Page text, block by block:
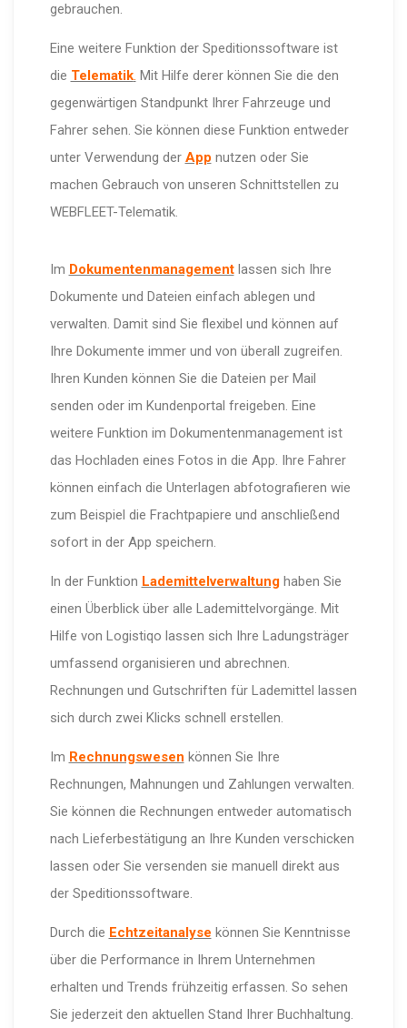
gebrauchen.
Eine weitere Funktion der Speditionssoftware ist
die Telematik. Mit Hilfe derer können Sie die den
gegenwärtigen Standpunkt Ihrer Fahrzeuge und
Fahrer sehen. Sie können diese Funktion entweder
unter Verwendung der App nutzen oder Sie
machen Gebrauch von unseren Schnittstellen zu
WEBFLEET-Telematik.
Im Dokumentenmanagementlassen sich Ihre
Dokumente und Dateien einfach ablegen und
verwalten. Damit sind Sie flexibel und können auf
Ihre Dokumente immer und von überall zugreifen.
Ihren Kunden können Sie die Dateien per Mail
senden oder im Kundenportal freigeben. Eine
weitere Funktion im Dokumentenmanagement ist
das Hochladen eines Fotos in die App. Ihre Fahrer
können einfach die Unterlagen abfotografieren wie
zum Beispiel die Frachtpapiere und anschließend
sofort in der App speichern.
In der Funktion Lademittelverwaltunghaben Sie
einen Überblick über alle Lademittelvorgänge. Mit
Hilfe von Logistiqo lassen sich Ihre Ladungsträger
umfassend organisieren und abrechnen.
Rechnungen und Gutschriften für Lademittel lassen
sich durch zwei Klicks schnell erstellen.
Im Rechnungswesen können Sie Ihre
Rechnungen, Mahnungen und Zahlungen verwalten.
Sie können die Rechnungen entweder automatisch
nach Lieferbestätigung an Ihre Kunden verschicken
lassen oder Sie versenden sie manuell direkt aus
der Speditionssoftware.
Durch die Echtzeitanalyse können Sie Kenntnisse
über die Performance in Ihrem Unternehmen
erhalten und Trends frühzeitig erfassen. So sehen
Sie jederzeit den aktuellen Stand Ihrer Buchhaltung.